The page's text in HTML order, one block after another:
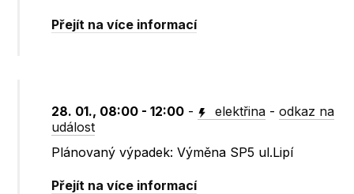
Přejít na více informací
28. 01., 08:00 - 12:00 - elektřina -odkaz na
událost
Plánovaný výpadek: Výměna SP5 ul.Lipí
Přejít na více informací